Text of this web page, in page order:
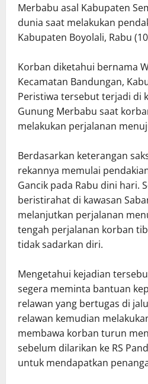
Merbabu asal Kabupaten
dunia saat melakukan
Kabupaten Boyolali, Rabu
Korban diketahui bernama
Kecamatan Bandungan,
Peristiwa tersebut terjadi di
Gunung Merbabu saat
melakukan perjalanan
Berdasarkan keterangan
rekannya memulai
Gancik pada Rabu dini hari.
beristirahat di kawasan
melanjutkan perjalanan
tengah perjalanan korban
tidak sadarkan diri.
Mengetahui kejadian
segera meminta bantuan
relawan yang bertugas di
relawan kemudian
membawa korban turun
sebelum dilarikan ke RS
untuk mendapatkan